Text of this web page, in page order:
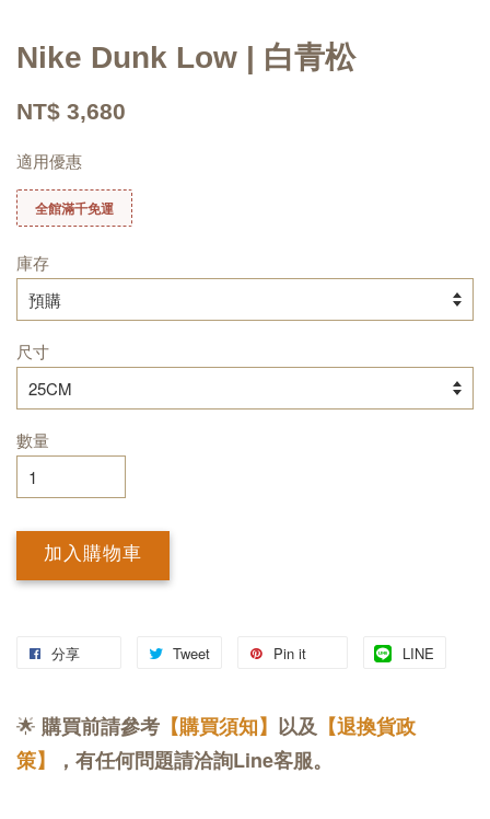
Nike Dunk Low | 白青松
NT$ 3,680
適用優惠
全館滿千免運
庫存
尺寸
數量
加入購物車
分享 Tweet Pin it LINE
🌟 購買前請參考 【購買須知】 以及 【退換貨政
策】
，有任何問題請洽詢Line客服。